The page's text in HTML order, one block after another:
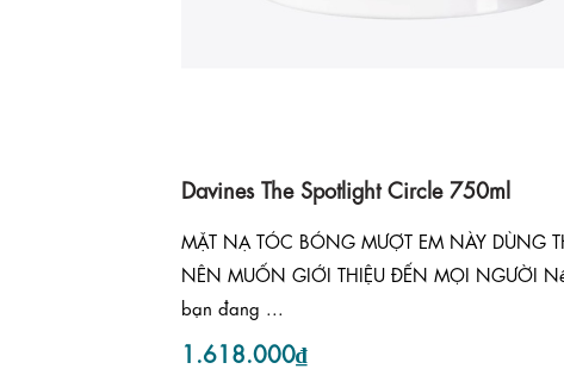
Davines The Spotlight Circle 750ml
MẶT NẠ TÓC BÓNG MƯỢT EM NÀY DÙNG
NÊN MUỐN GIỚI THIỆU ĐẾN MỌI NGƯỜI
bạn đang ...
1.618.000₫